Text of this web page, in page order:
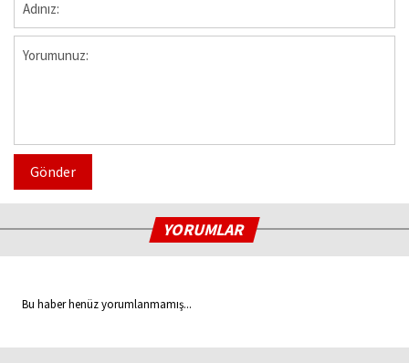
Gönder
YORUMLAR
Bu haber henüz yorumlanmamış...